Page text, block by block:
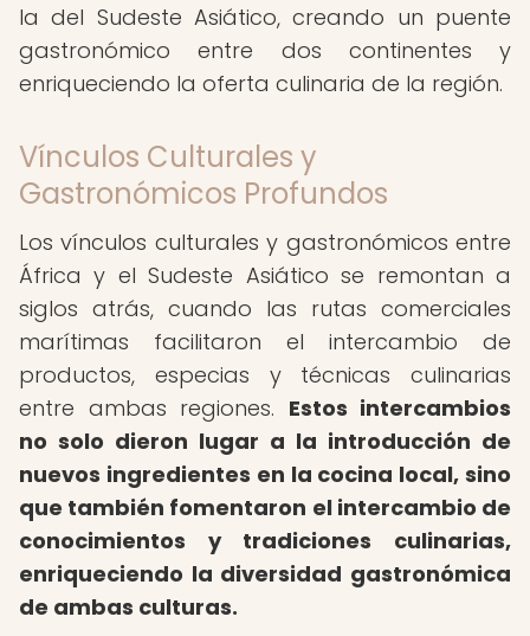
la del Sudeste Asiático, creando un puente
gastronómico entre dos continentes y
enriqueciendo la oferta culinaria de la región.
Vínculos Culturales y
Gastronómicos Profundos
Los vínculos culturales y gastronómicos entre
África y el Sudeste Asiático se remontan a
siglos atrás, cuando las rutas comerciales
marítimas facilitaron el intercambio de
productos, especias y técnicas culinarias
entre ambas regiones. Estos intercambios
no solo dieron lugar a la introducción de
nuevos ingredientes en la cocina local, sino
que también fomentaron el intercambio de
conocimientos y tradiciones culinarias,
enriqueciendo la diversidad gastronómica
de ambas culturas.